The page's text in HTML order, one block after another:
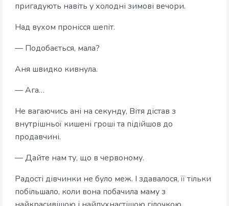
пригадують навіть у холодні зимові вечори.
Над вухом пронісся шепіт.
— Подобається, мала?
Аня швидко кивнула.
— Ага…
Не вагаючись ані на секунду, Вітя дістав з
внутрішньої кишені гроші та підійшов до
продавчині.
— Дайте нам ту, що в червоному.
Радості дівчинки не було меж. І здавалося, її тільки
побільшало, коли вона побачила маму з